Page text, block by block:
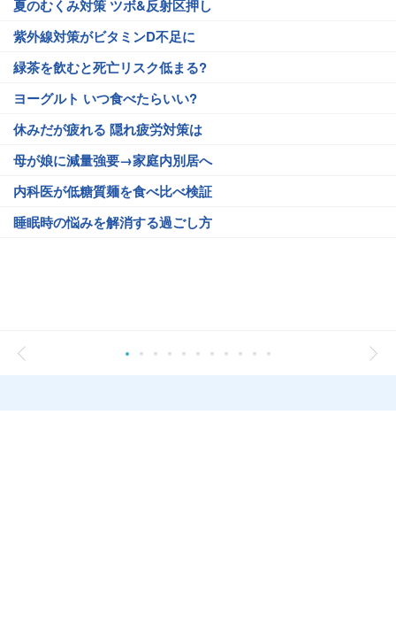
夏のむくみ対策 ツボ&反射区押し
紫外線対策がビタミンD不足に
緑茶を飲むと死亡リスク低まる?
ヨーグルト いつ食べたらいい?
休みだが疲れる 隠れ疲労対策は
母が娘に減量強要→家庭内別居へ
内科医が低糖質麺を食べ比べ検証
睡眠時の悩みを解消する過ごし方